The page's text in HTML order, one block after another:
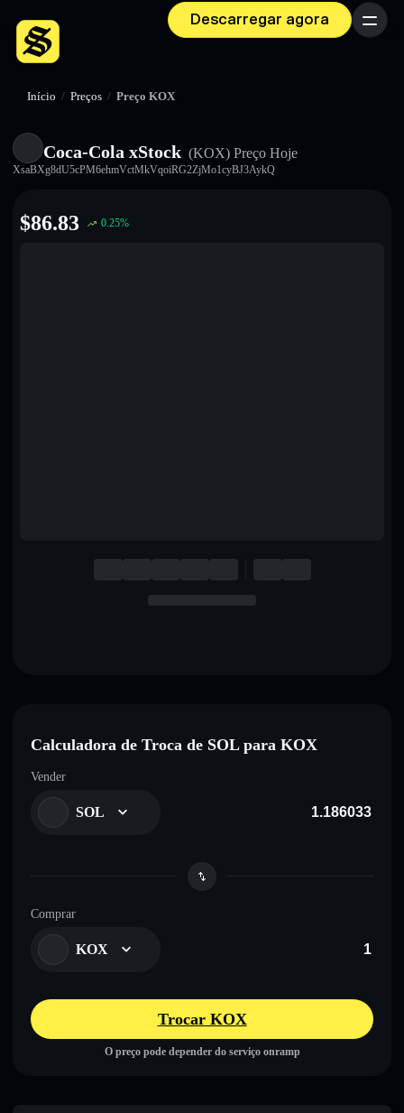
Descarregar agora Menu
Início / Preços / Preço KOX
Coca-Cola xStock (KOX) Preço Hoje
XsaBXg8dU5cPM6ehmVctMkVqoiRG2ZjMo1cyBJ3AykQ
$86.83 0.25%
Calculadora de Troca de SOL para KOX
Vender
SOL
Comprar
KOX
Trocar KOX
O preço pode depender do serviço onramp